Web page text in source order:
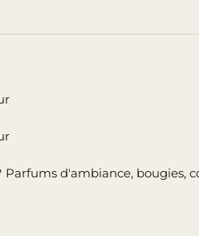
d'ambiance, bougies,